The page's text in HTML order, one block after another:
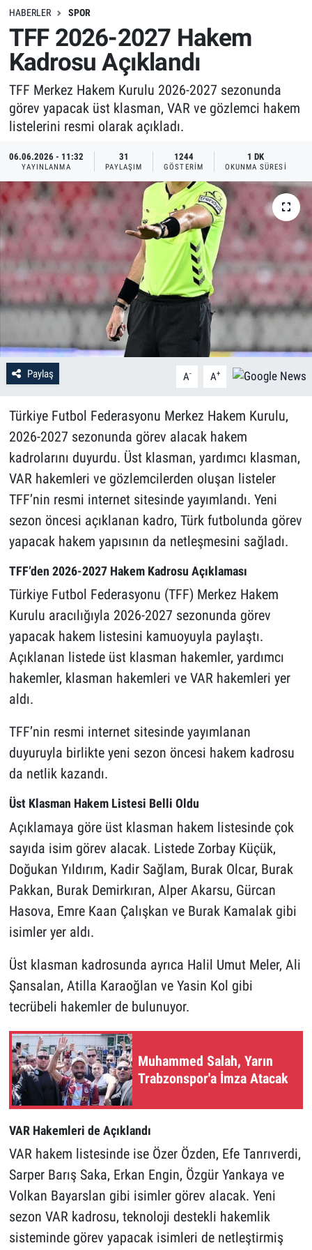
HABERLER SPOR
TFF 2026-2027 Hakem
Kadrosu Açıklandı
TFF Merkez Hakem Kurulu 2026-2027 sezonunda
görev yapacak üst klasman, VAR ve gözlemci hakem
listelerini resmi olarak açıkladı.
06.06.2026 - 11:32
YAYINLANMA
31
PAYLAŞIM
1244
GÖSTERIM
1 DK
OKUNMA SÜRESI
Paylaş A- A+
Türkiye Futbol Federasyonu Merkez Hakem Kurulu,
2026-2027 sezonunda görev alacak hakem
kadrolarını duyurdu. Üst klasman, yardımcı klasman,
VAR hakemleri ve gözlemcilerden oluşan listeler
TFF’nin resmi internet sitesinde yayımlandı. Yeni
sezon öncesi açıklanan kadro, Türk futbolunda görev
yapacak hakem yapısının da netleşmesini sağladı.
TFF’den 2026-2027 Hakem Kadrosu Açıklaması
Türkiye Futbol Federasyonu (TFF) Merkez Hakem
Kurulu aracılığıyla 2026-2027 sezonunda görev
yapacak hakem listesini kamuoyuyla paylaştı.
Açıklanan listede üst klasman hakemler, yardımcı
hakemler, klasman hakemleri ve VAR hakemleri yer
aldı.
TFF’nin resmi internet sitesinde yayımlanan
duyuruyla birlikte yeni sezon öncesi hakem kadrosu
da netlik kazandı.
Üst Klasman Hakem Listesi Belli Oldu
Açıklamaya göre üst klasman hakem listesinde çok
sayıda isim görev alacak. Listede Zorbay Küçük,
Doğukan Yıldırım, Kadir Sağlam, Burak Olcar, Burak
Pakkan, Burak Demirkıran, Alper Akarsu, Gürcan
Hasova, Emre Kaan Çalışkan ve Burak Kamalak gibi
isimler yer aldı.
Üst klasman kadrosunda ayrıca Halil Umut Meler, Ali
Şansalan, Atilla Karaoğlan ve Yasin Kol gibi
tecrübeli hakemler de bulunuyor.
Muhammed Salah, Yarın
Trabzonspor'a İmza Atacak
VAR Hakemleri de Açıklandı
VAR hakem listesinde ise Özer Özden, Efe Tanrıverdi,
Sarper Barış Saka, Erkan Engin, Özgür Yankaya ve
Volkan Bayarslan gibi isimler görev alacak. Yeni
sezon VAR kadrosu, teknoloji destekli hakemlik
sisteminde görev yapacak isimleri de netleştirmiş